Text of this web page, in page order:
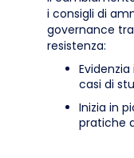
i consigli di
governance
resistenza:
casi di
Inizia in
pratiche